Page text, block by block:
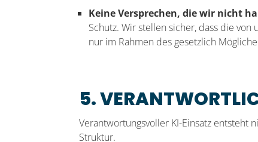
Keine Versprechen, die wir nicht
Schutz. Wir stellen sicher, dass die
nur im Rahmen des gesetzlich
5.
Verantwortungsvoller KI-Einsatz entsteht
Struktur.